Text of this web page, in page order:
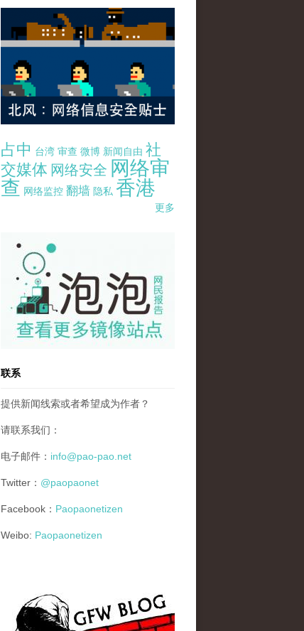
占中 台湾 审查 微博 新闻自由 社
交媒体 网络安全 网络审
查 网络监控 翻墙 隐私 香港
更多
pao-pao-banner-mirror-site-120814.jpg
联系
提供新闻线索或者希望成为作者？
请联系我们：
电子邮件： info@pao-pao.net
Twitter： @paopaonet
Facebook： Paopaonetizen
Weibo: Paopaonetizen
gfw_blog_small.jpg